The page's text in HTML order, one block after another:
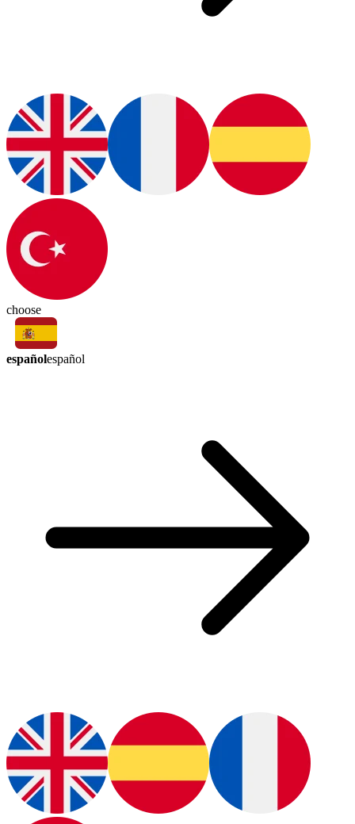
choose
españolespañol